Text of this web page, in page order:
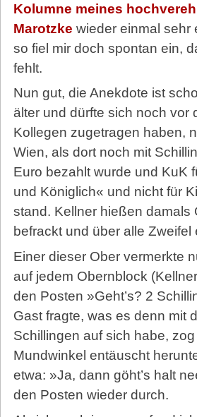
Kolumne meines
Marotzke wieder einmal sehr
so fiel mir doch spontan ein,
fehlt.
Nun gut, die Anekdote ist
älter und dürfte sich noch vor
Kollegen zugetragen haben,
Wien, als dort noch mit
Euro bezahlt wurde und KuK
und Königlich« und nicht für
stand. Kellner hießen damals
befrackt und über alle Zweifel
Einer dieser Ober vermerkte
auf jedem Obernblock
den Posten »Geht’s? 2
Gast fragte, was es denn mit
Schillingen auf sich habe,
Mundwinkel entäuscht
etwa: »Ja, dann göht’s halt
den Posten wieder durch.